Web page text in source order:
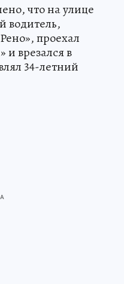
что на улице
водитель,
проехал
и врезался в
34-летний